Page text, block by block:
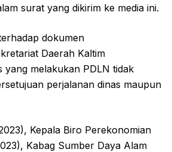
surat yang dikirim ke media ini.
dokumen
Daerah Kaltim
yang melakukan PDLN tidak
perjalanan dinas maupun
Kepala Biro Perekonomian
Kabag Sumber Daya Alam